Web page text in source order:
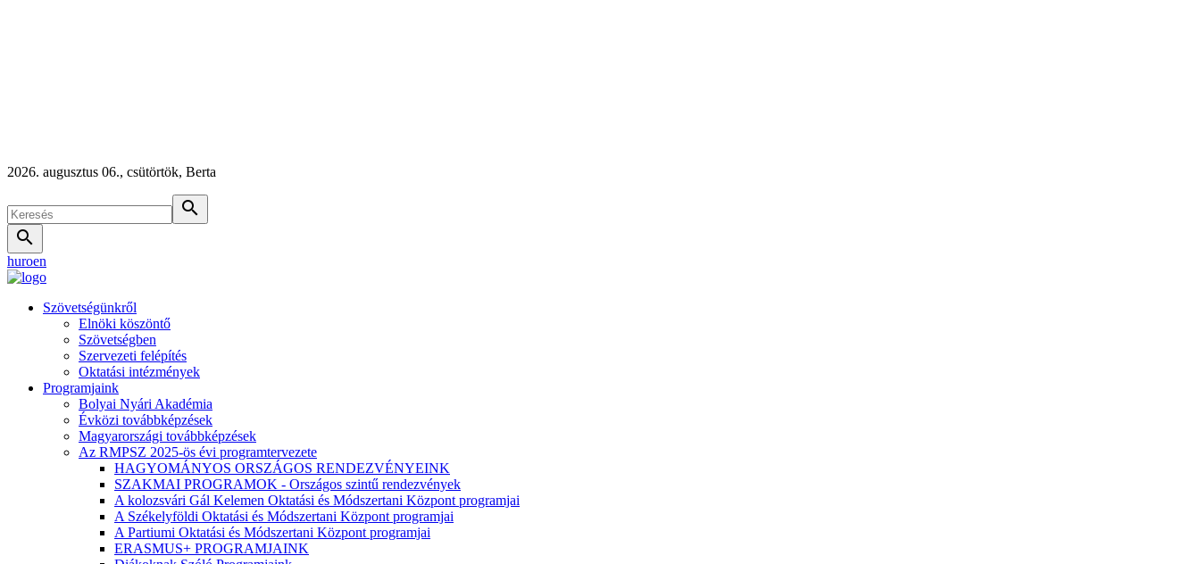
2026. augusztus 06., csütörtök, Berta
search
search
huroen
Szövetségünkről
Elnöki köszöntő
Szövetségben
Szervezeti felépítés
Oktatási intézmények
Programjaink
Bolyai Nyári Akadémia
Évközi továbbképzések
Magyarországi továbbképzések
Az RMPSZ 2025-ös évi programtervezete
HAGYOMÁNYOS ORSZÁGOS RENDEZVÉNYEINK
SZAKMAI PROGRAMOK - Országos szintű rendezvények
A kolozsvári Gál Kelemen Oktatási és Módszertani Központ programjai
A Székelyföldi Oktatási és Módszertani Központ programjai
A Partiumi Oktatási és Módszertani Központ programjai
ERASMUS+ PROGRAMJAINK